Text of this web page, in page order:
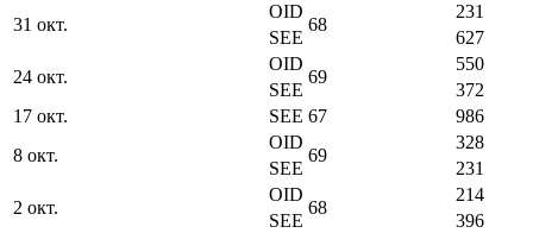
31 окт.
OID
68
231
SEE
627
24 окт.
OID
69
550
SEE
372
17 окт.
SEE 67
986
8 окт.
OID
69
328
SEE
231
2 окт.
OID
68
214
SEE
396